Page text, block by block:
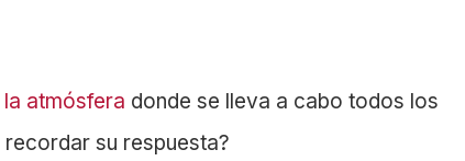
atmósfera donde se lleva a cabo todos los
su respuesta?